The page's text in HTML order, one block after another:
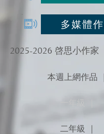
多媒體
2025-2026 啓思小作家
本週上網作品 ｜
二年級 ｜